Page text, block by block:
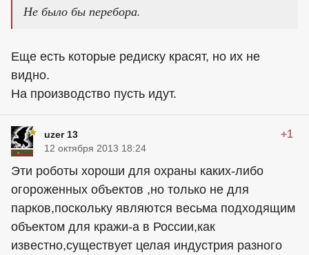
Не было бы перебора.
Еще есть которые редиску красят, но их не
видно.
На производство пусть идут.
uzer 13 +1
12 октября 2013 18:24
Эти роботы хороши для охраны каких-либо
огороженных объектов ,но только не для
парков,поскольку являются весьма подходящим
объектом для кражи-а в России,как
известно,существует целая индустрия разного